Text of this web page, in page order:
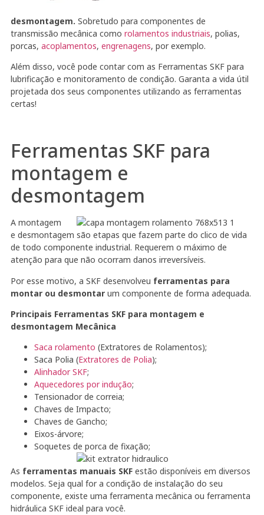
desmontagem. Sobretudo para componentes de
transmissão mecânica como rolamentos industriais, polias,
porcas, acoplamentos, engrenagens, por exemplo.
Além disso, você pode contar com as Ferramentas SKF para
lubrificação e monitoramento de condição. Garanta a vida útil
projetada dos seus componentes utilizando as ferramentas
certas!
Ferramentas SKF para
montagem e
desmontagem
A montagem
e desmontagem são etapas que fazem parte do clico de vida
de todo componente industrial. Requerem o máximo de
atenção para que não ocorram danos irreversíveis.
Por esse motivo, a SKF desenvolveu ferramentas para
montar ou desmontarum componente de forma adequada.
Principais Ferramentas SKF para montagem e
desmontagem Mecânica
Saca rolamento (Extratores de Rolamentos);
Saca Polia (Extratores de Polia);
Alinhador SKF;
Aquecedores por indução;
Tensionador de correia;
Chaves de Impacto;
Chaves de Gancho;
Eixos-árvore;
Soquetes de porca de fixação;
As ferramentas manuais SKFestão disponíveis em diversos
modelos. Seja qual for a condição de instalação do seu
componente, existe uma ferramenta mecânica ou ferramenta
hidráulica SKF ideal para você.